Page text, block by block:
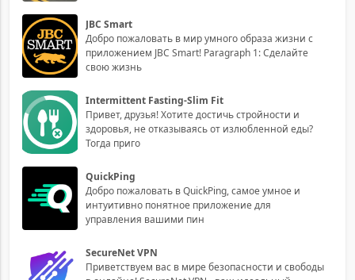
JBC Smart
Добро пожаловать в мир умного образа жизни с
приложением JBC Smart! Paragraph 1: Сделайте
свою жизнь
Intermittent Fasting-Slim Fit
Привет, друзья! Хотите достичь стройности и
здоровья, не отказываясь от излюбленной еды?
Тогда приго
QuickPing
Добро пожаловать в QuickPing, самое умное и
интуитивно понятное приложение для
управления вашими пин
SecureNet VPN
Приветствуем вас в мире безопасности и свободы